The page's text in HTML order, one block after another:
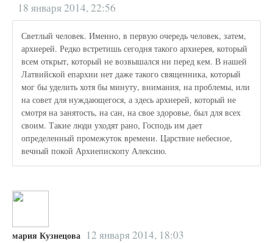
18 января 2014, 22:56
Светлый человек. Именно, в первую очередь человек, затем,
архиерей. Редко встретишь сегодня такого архиерея, который
всем открыт, который не возвышался ни перед кем. В нашей
Латвийской епархии нет даже такого священника, который
мог бы уделить хотя бы минуту, внимания, на проблемы, или
на совет для нуждающегося, а здесь архиерей, который не
смотря на занятость, на сан, на свое здоровье, был для всех
своим. Такие люди уходят рано, Господь им дает
определенный промежуток времени. Царствие небесное,
вечный покой Архиепископу Алексию.
мария Кузнецова 12 января 2014, 18:03